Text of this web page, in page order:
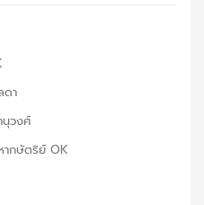
ดา
นุวงศ์
ากษัตริย์ OK